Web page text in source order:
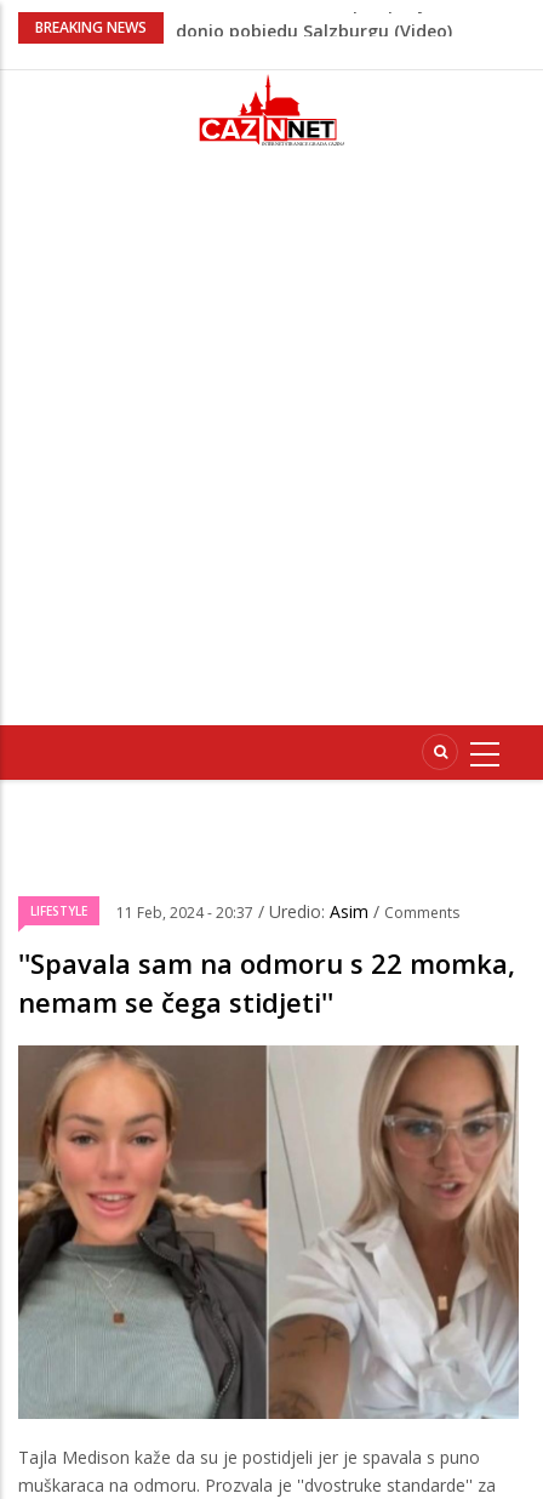
BREAKING NEWS
“Pečat slobodi 2026”: U Tržačkoj Rašteli
Unsko-sanskog kantona
Porodica iz Krajine u centru afere,
gradonačelnik Kelna pokrenuo istragu
LIFESTYLE 11 Feb, 2024 - 20:37 / Uredio: Asim / Comments
''Spavala sam na odmoru s 22 momka,
nemam se čega stidjeti''
Tajla Medison kaže da su je postidjeli jer je spavala s puno
muškaraca na odmoru. Prozvala je ''dvostruke standarde'' za